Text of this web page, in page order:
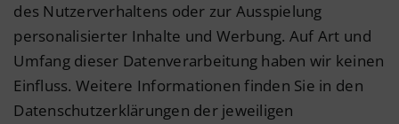
des Nutzerverhaltens oder zur Ausspielung
personalisierter Inhalte und Werbung. Auf Art und
Umfang dieser Datenverarbeitung haben wir keinen
Einfluss. Weitere Informationen finden Sie in den
Datenschutzerklärungen der jeweiligen